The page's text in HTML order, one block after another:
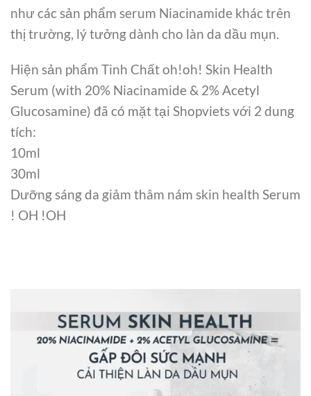
như các sản phẩm serum Niacinamide khác trên
thị trường, lý tưởng dành cho làn da dầu mụn.
Hiện sản phẩm Tinh Chất oh!oh! Skin Health
Serum (with 20% Niacinamide & 2% Acetyl
Glucosamine) đã có mặt tại Shopviets với 2 dung
tích:
10ml
30ml
Dưỡng sáng da giảm thâm nám skin health Serum
! OH !OH